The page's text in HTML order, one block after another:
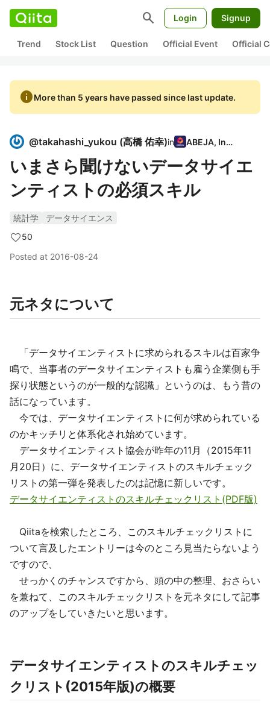
search Login Signup
Trend Stock List Question Official Event Official
infoMore than 5 years have passed since last update.
@takahashi_yukou (高橋 佑幸)in ABEJA, Inc.
いまさら聞けないデータサイエ
ンティストの必須スキル
統計学
データサイエンス
50
Posted at 2016-08-24
元ネタについて
「データサイエンティストに求められるスキルは百家争
鳴で、当事者のデータサイエンティストも雇う企業側も手
探り状態というのが一般的な認識」というのは、もう昔の
話になっています。
今では、データサイエンティストに何が求められている
のかキッチリと体系化され始めています。
データサイエンティスト協会が昨年の11月（2015年11
月20日）に、データサイエンティストのスキルチェック
リストの第一弾を発表したのは記憶に新しいです。
データサイエンティストのスキルチェックリスト(PDF版)
Qiitaを検索したところ、このスキルチェックリストに
ついて言及したエントリーは今のところ見当たらないよう
ですので、
せっかくのチャンスですから、頭の中の整理、おさらい
を兼ねて、このスキルチェックリストを元ネタにして記事
のアップをしていきたいと思います。
データサイエンティストのスキルチェッ
クリスト(2015年版)の概要